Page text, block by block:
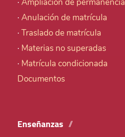
· Anulación de matrícula
· Traslado de matrícula
· Materias no superadas
· Matrícula condicionada
Documentos
Enseñanzas